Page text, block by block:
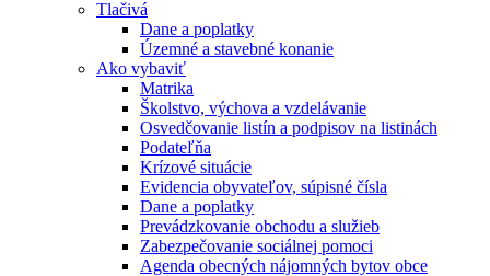
Tlačivá
Dane a poplatky
Územné a stavebné konanie
Ako vybaviť
Matrika
Školstvo, výchova a vzdelávanie
Osvedčovanie listín a podpisov na listinách
Podateľňa
Krízové situácie
Evidencia obyvateľov, súpisné čísla
Dane a poplatky
Prevádzkovanie obchodu a služieb
Zabezpečovanie sociálnej pomoci
Agenda obecných nájomných bytov obce